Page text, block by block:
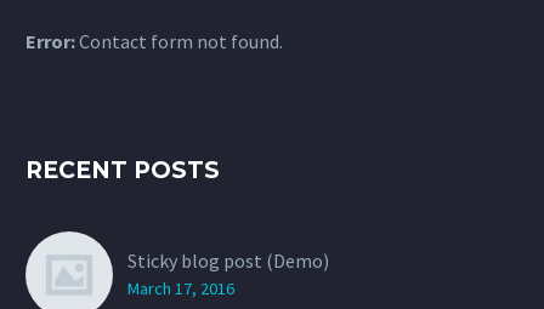
Error:Contact form not found.
RECENT POSTS
Sticky blog post (Demo)
March 17, 2016